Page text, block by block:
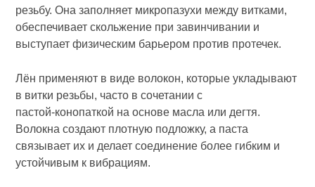
резьбу. Она заполняет микропазухи между витками,
обеспечивает скольжение при завинчивании и
выступает физическим барьером против протечек.
Лён применяют в виде волокон, которые укладывают
в витки резьбы, часто в сочетании с
пастой‑конопаткой на основе масла или дегтя.
Волокна создают плотную подложку, а паста
связывает их и делает соединение более гибким и
устойчивым к вибрациям.